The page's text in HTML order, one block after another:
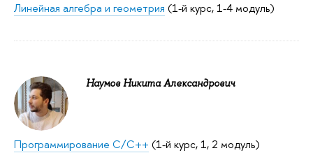
Линейная алгебра и геометрия (1-й курс, 1-4 модуль)
Наумов Никита Александрович
Программирование С/С++ (1-й курс, 1, 2 модуль)